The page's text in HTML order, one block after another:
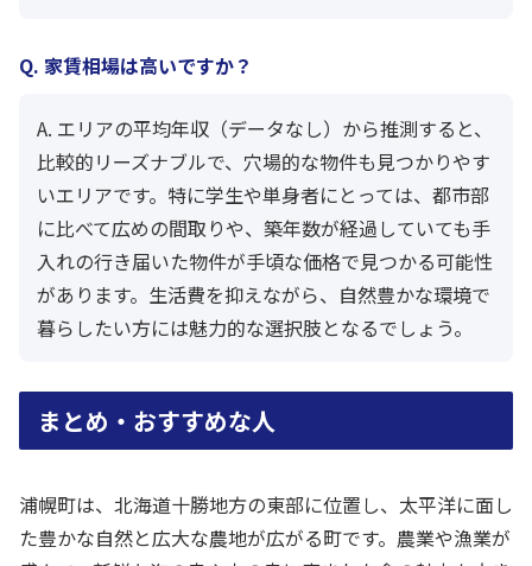
Q. 家賃相場は高いですか？
A. エリアの平均年収（データなし）から推測すると、
比較的リーズナブルで、穴場的な物件も見つかりやす
いエリアです。特に学生や単身者にとっては、都市部
に比べて広めの間取りや、築年数が経過していても手
入れの行き届いた物件が手頃な価格で見つかる可能性
があります。生活費を抑えながら、自然豊かな環境で
暮らしたい方には魅力的な選択肢となるでしょう。
まとめ・おすすめな人
浦幌町は、北海道十勝地方の東部に位置し、太平洋に面し
た豊かな自然と広大な農地が広がる町です。農業や漁業が